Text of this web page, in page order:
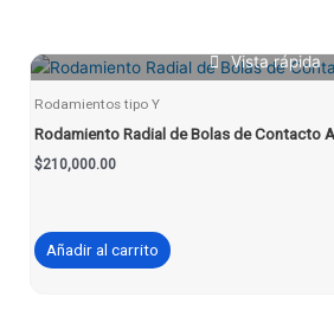
Vista rápida
Rodamientos tipo Y
Rodamiento Radial de Bolas de Contacto
$210,000.00
Añadir al carrito